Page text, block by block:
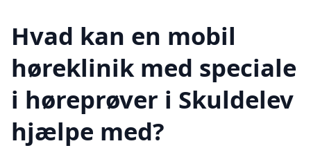
Hvad kan en mobil
høreklinik med speciale
i høreprøver i Skuldelev
hjælpe med?